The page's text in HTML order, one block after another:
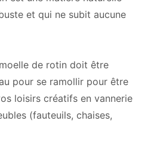
et qui ne subit aucune
de rotin doit être
pour se ramollir pour être
loisirs créatifs en vannerie
(fauteuils, chaises,